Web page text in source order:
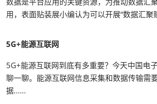
用，表面贴装展小编认为可以开展“数据汇
5G+能源互联网
5G+能源互联网到底有多重要？今天中国电
聊一聊。能源互联网信息采集和数据传输需
据......